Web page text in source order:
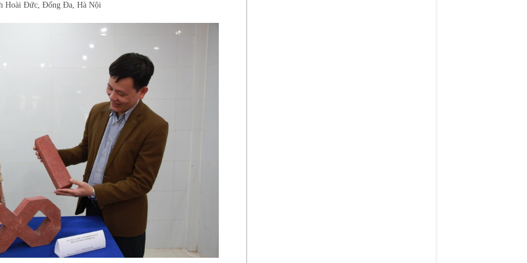
Hoài Đức, Đống Đa, Hà Nội